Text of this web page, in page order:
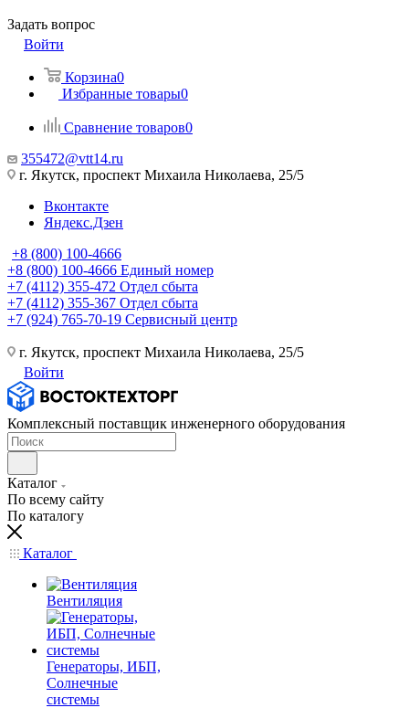
Задать вопрос
Войти
Корзина0
Избранные товары0
Сравнение товаров0
355472@vtt14.ru
г. Якутск, проспект Михаила Николаева, 25/5
Вконтакте
Яндекс.Дзен
+8 (800) 100-4666
+8 (800) 100-4666 Единый номер
+7 (4112) 355-472 Отдел сбыта
+7 (4112) 355-367 Отдел сбыта
+7 (924) 765-70-19 Сервисный центр
г. Якутск, проспект Михаила Николаева, 25/5
Войти
Комплексный поставщик инженерного оборудования
Каталог
По всему сайту
По каталогу
Каталог
Вентиляция
Генераторы, ИБП,
Солнечные
системы